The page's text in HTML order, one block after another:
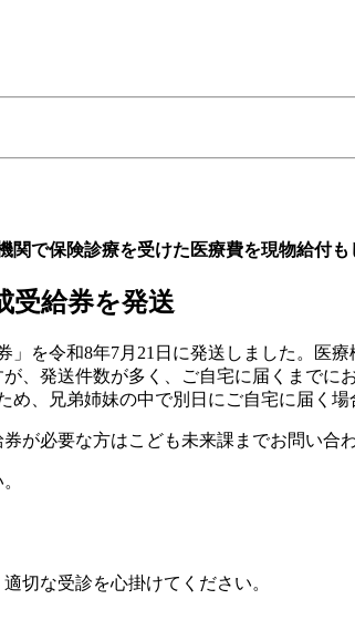
関で保険診療を受けた医療費を現物給付も
受給券を発送
を令和8年7月21日に発送しました。医療
発送件数が多く、ご自宅に届くまでに
、兄弟姉妹の中で別日にご自宅に届く場
が必要な方はこども未来課までお問い合わ
切な受診を心掛けてください。